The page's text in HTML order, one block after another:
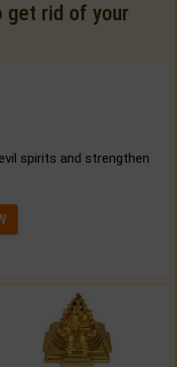
get rid of your
spirits and strengthen